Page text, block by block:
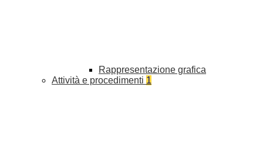
Rappresentazione grafica
Attività e procedimenti 1